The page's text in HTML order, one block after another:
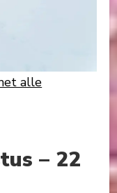
alle
– 22